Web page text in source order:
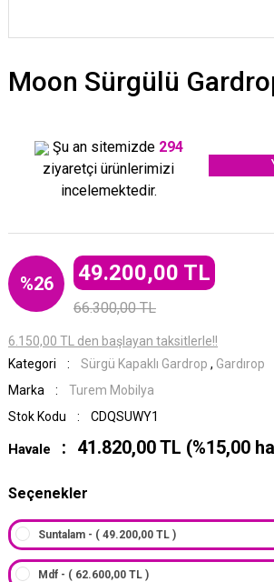
Moon Sürgülü
Şu an sitemizde 294
ziyaretçi ürünlerimizi
incelemektedir.
%26 49.200,00 TL
66.300,00 TL
6.150,00 TL den başlayan taksitlerle!!
Kategori
Sürgü Kapaklı Gardrop , Gardırop
Marka
Turem Mobilya
Stok Kodu
CDQSUWY1
Havale 41.820,00 TL (%15,00
Seçenekler
Suntalam - ( 49.200,00 TL )
Mdf - ( 62.600,00 TL )